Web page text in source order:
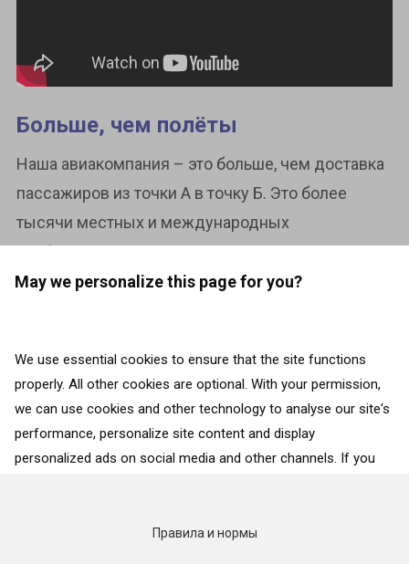
May we personalize this page for you?
We use essential cookies to ensure that the site functions
properly. All other cookies are optional. With your permission,
we can use cookies and other technology to analyse our site's
performance, personalize site content and display
personalized ads on social media and other channels. If you
interactions with the site, click on “Adjust selection”. To reject
Больше, чем полёты
Наша авиакомпания – это больше, чем доставка
пассажиров из точки А в точку Б. Это более
тысячи местных и международных
профессионалов. Более 400 специалистов в
области высоких технологий. Высокая
направления.
Правила и нормы